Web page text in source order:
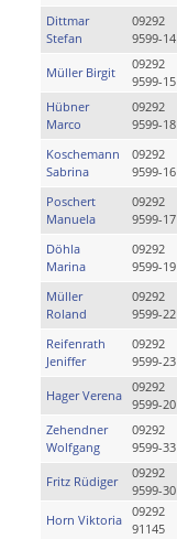
Dittmar
Stefan
09292
9599-14
Müller Birgit
09292
9599-15
Hübner
Marco
09292
9599-18
Koschemann
Sabrina
09292
9599-16
Poschert
Manuela
09292
9599-17
Döhla
Marina
09292
9599-19
Müller
Roland
09292
9599-22
Reifenrath
Jeniffer
09292
9599-23
Hager Verena
09292
9599-20
Zehendner
Wolfgang
09292
9599-33
Fritz Rüdiger
09292
9599-30
Horn Viktoria
09292
91145